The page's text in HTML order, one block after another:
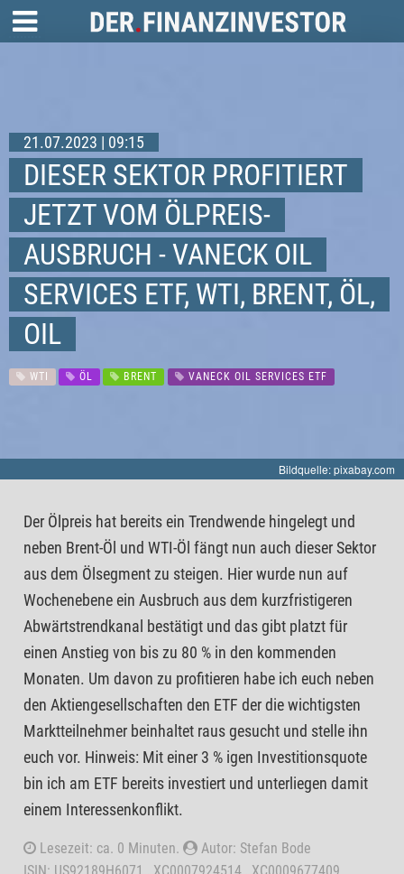
21.07.2023 | 09:15
DIESER SEKTOR PROFITIERT
JETZT VOM ÖLPREIS-
AUSBRUCH - VANECK OIL
SERVICES ETF, WTI, BRENT, ÖL,
OIL
WTI ÖL BRENT VANECK OIL SERVICES ETF
Bildquelle: pixabay.com
Der Ölpreis hat bereits ein Trendwende hingelegt und
neben Brent-Öl und WTI-Öl fängt nun auch dieser Sektor
aus dem Ölsegment zu steigen. Hier wurde nun auf
Wochenebene ein Ausbruch aus dem kurzfristigeren
Abwärtstrendkanal bestätigt und das gibt platzt für
einen Anstieg von bis zu 80 % in den kommenden
Monaten. Um davon zu profitieren habe ich euch neben
den Aktiengesellschaften den ETF der die wichtigsten
Marktteilnehmer beinhaltet raus gesucht und stelle ihn
euch vor. Hinweis: Mit einer 3 % igen Investitionsquote
bin ich am ETF bereits investiert und unterliegen damit
einem Interessenkonflikt.
Lesezeit: ca. 0 Minuten.
Autor: Stefan Bode